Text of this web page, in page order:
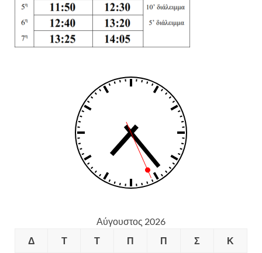
Αύγουστος 2026
Δ
Τ Τ Π Π Σ Κ